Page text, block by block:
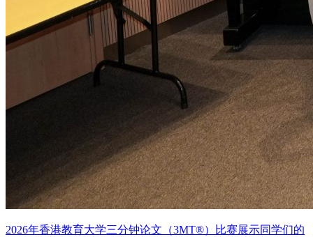
2026年香港教育大学三分钟论文（3MT®）比赛展示同学们的